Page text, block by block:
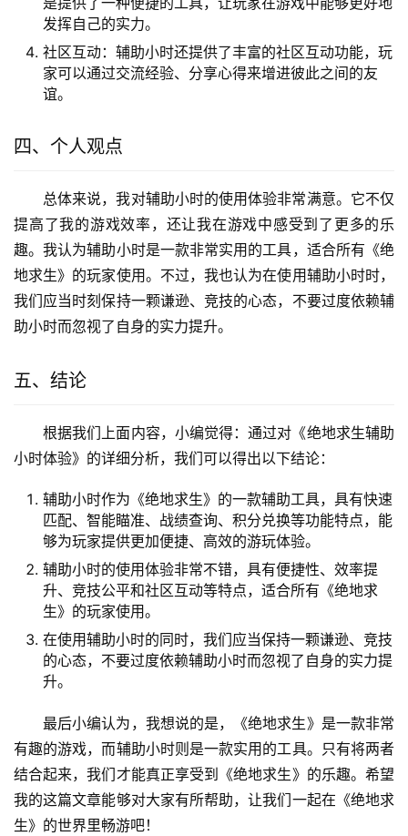
发挥自己的实力。
社区互动：辅助小时还提供了丰富的社区互动功能，玩
家可以通过交流经验、分享心得来增进彼此之间的友
谊。
四、个人观点
总体来说，我对辅助小时的使用体验非常满意。它不仅
提高了我的游戏效率，还让我在游戏中感受到了更多的乐
趣。我认为辅助小时是一款非常实用的工具，适合所有《绝
地求生》的玩家使用。不过，我也认为在使用辅助小时时，
我们应当时刻保持一颗谦逊、竞技的心态，不要过度依赖辅
助小时而忽视了自身的实力提升。
五、结论
根据我们上面内容，小编觉得：通过对《绝地求生辅助
小时体验》的详细分析，我们可以得出以下结论：
辅助小时作为《绝地求生》的一款辅助工具，具有快速
匹配、智能瞄准、战绩查询、积分兑换等功能特点，能
够为玩家提供更加便捷、高效的游玩体验。
辅助小时的使用体验非常不错，具有便捷性、效率提
升、竞技公平和社区互动等特点，适合所有《绝地求
生》的玩家使用。
在使用辅助小时的同时，我们应当保持一颗谦逊、竞技
的心态，不要过度依赖辅助小时而忽视了自身的实力提
升。
最后小编认为，我想说的是，《绝地求生》是一款非常
有趣的游戏，而辅助小时则是一款实用的工具。只有将两者
结合起来，我们才能真正享受到《绝地求生》的乐趣。希望
我的这篇文章能够对大家有所帮助，让我们一起在《绝地求
生》的世界里畅游吧！